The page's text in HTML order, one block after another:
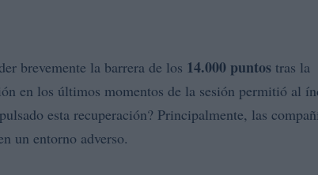
brevemente la barrera de los 14.000 puntos tras la
en los últimos momentos de la sesión permitió al
esta recuperación? Principalmente, las
un entorno adverso.